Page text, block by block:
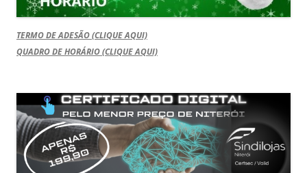
TERMO DE ADESÃO (CLIQUE AQUI)
QUADRO DE HORÁRIO (CLIQUE AQUI)